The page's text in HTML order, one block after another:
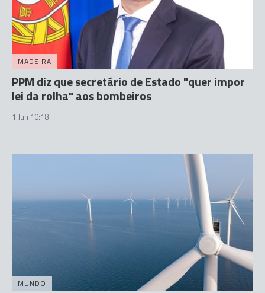
MADEIRA
PPM diz que secretário de Estado "quer impor
lei da rolha" aos bombeiros
1 Jun 10:18
MUNDO